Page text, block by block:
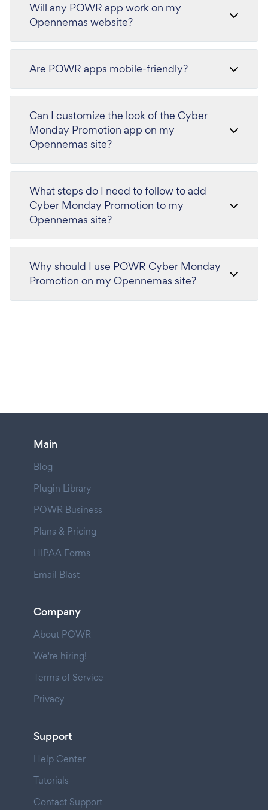
Will any POWR app work on my
Opennemas website?
Are POWR apps mobile-friendly?
Can I customize the look of the Cyber
Monday Promotion app on my
Opennemas site?
What steps do I need to follow to add
Cyber Monday Promotion to my
Opennemas site?
Why should I use POWR Cyber Monday
Promotion on my Opennemas site?
Main
Blog
Plugin Library
POWR Business
Plans & Pricing
HIPAA Forms
Email Blast
Company
About POWR
We're hiring!
Terms of Service
Privacy
Support
Help Center
Tutorials
Contact Support